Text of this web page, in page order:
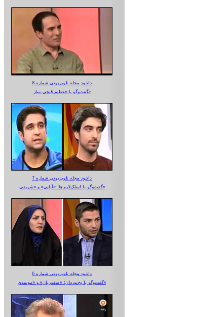
دانلود مجله تلویزیونی شماره 8
گفت‌وگو با «عظیم قیچی ساز»
دانلود مجله تلویزیونی شماره 7
گفت‌وگو با اسلک‌لاینرها؛ «آبایی» و «شریفی»
دانلود مجله تلویزیونی شماره 6
گفت‌وگو با یخ‌نوردان؛ «صفدریان» و «موسوی»